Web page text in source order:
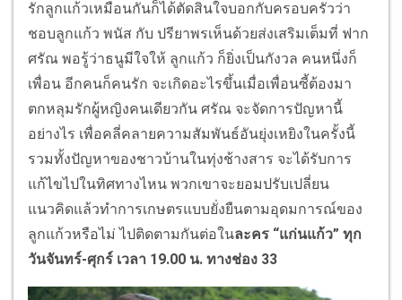
รักลูกแก้วเหมือนกันก็ได้ตัดสินใจบอกกับครอบครัวว่า
ชอบลูกแก้ว พนัส กับ ปรียาพรเห็นด้วยส่งเสริมเต็มที่ ฟาก
ศรัณ พอรู้ว่าธนูมีใจให้ ลูกแก้ว ก็ยิ่งเป็นกังวล คนหนึ่งก็
เพื่อน อีกคนก็คนรัก จะเกิดอะไรขึ้นเมื่อเพื่อนซี้ต้องมา
ตกหลุมรักผู้หญิงคนเดียวกัน ศรัณ จะจัดการปัญหานี้
อย่างไร เพื่อคลี่คลายความสัมพันธ์อันยุ่งเหยิงในครั้งนี้
รวมทั้งปัญหาของชาวบ้านในทุ่งช้างสาร จะได้รับการ
แก้ไขไปในทิศทางไหน พวกเขาจะยอมปรับเปลี่ยน
แนวคิดแล้วทำการเกษตรแบบยั่งยืนตามอุดมการณ์ของ
ลูกแก้วหรือไม่ ไปติดตามกันต่อในละคร “แก่นแก้ว” ทุก
วันจันทร์-ศุกร์ เวลา 19.00 น. ทางช่อง 33